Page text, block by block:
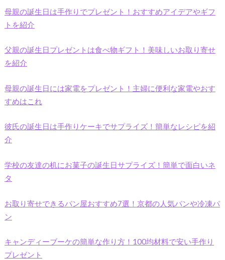
母親の誕生日は手作りでプレゼント！おすすめアイデアやギフ
トを紹介
父親の誕生日プレゼントは食べ物ギフト！美味しいお取り寄せ
を紹介
母親の誕生日には家電をプレゼント！主婦に便利な家電やおす
すめはこれ
彼氏の誕生日は手作りケーキでサプライズ！簡単なレシピを紹
介
学校の友達の机にお菓子の誕生日サプライズ！簡単で面白いネ
タ
お取り寄せできるパン屋おすすめ7選！京都の人気パンや冷凍パ
ン
キャンディーブーケの簡単な作り方！100均材料で安い手作り
プレゼント